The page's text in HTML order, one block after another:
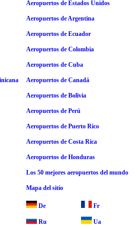
Aeropuertos de Estados Unidos
Aeropuertos de Argentina
Aeropuertos de Ecuador
Aeropuertos de Colombia
Aeropuertos de Cuba
Aeropuertos de Canadá
Aeropuertos de Bolivia
Aeropuertos de Perú
Aeropuertos de Puerto Rico
Aeropuertos de Costa Rica
Aeropuertos de Honduras
Los 50 mejores aeropuertos del mundo
Mapa del sitio
De Fr
Ru Ua